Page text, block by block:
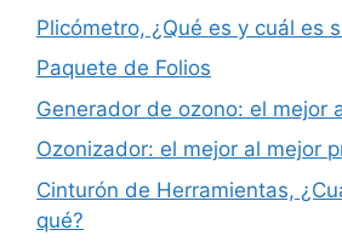
Plicómetro, ¿Qué es y cuál es
Paquete de Folios
Generador de ozono: el mejor
Ozonizador: el mejor al mejor
Cinturón de Herramientas,
qué?